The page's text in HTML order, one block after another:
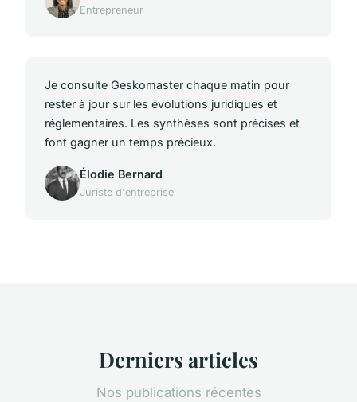
Entrepreneur
Je consulte Geskomaster chaque matin pour
rester à jour sur les évolutions juridiques et
réglementaires. Les synthèses sont précises et
font gagner un temps précieux.
Élodie Bernard
Juriste d'entreprise
Derniers articles
Nos publications récentes